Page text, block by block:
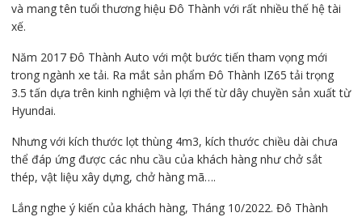
và mang tên tuổi thương hiệu Đô Thành với rất nhiều thế hệ tài
xế.
Năm 2017 Đô Thành Auto với một bước tiến tham vọng mới
trong ngành xe tải. Ra mắt sản phẩm Đô Thành IZ65 tải trọng
3.5 tấn dựa trên kinh nghiệm và lợi thế từ dây chuyền sản xuất từ
Hyundai.
Nhưng với kích thước lọt thùng 4m3, kích thước chiều dài chưa
thể đáp ứng được các nhu cầu của khách hàng như chở sắt
thép, vật liệu xây dựng, chở hàng mã….
Lắng nghe ý kiến của khách hàng, Tháng 10/2022. Đô Thành